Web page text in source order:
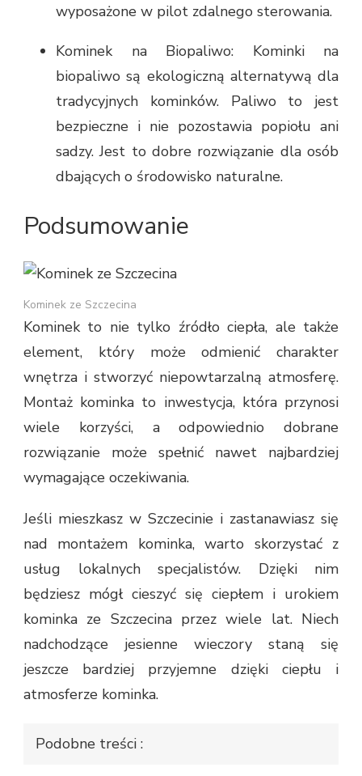
wyposażone w pilot zdalnego sterowania.
Kominek na Biopaliwo: Kominki na
biopaliwo są ekologiczną alternatywą dla
tradycyjnych kominków. Paliwo to jest
bezpieczne i nie pozostawia popiołu ani
sadzy. Jest to dobre rozwiązanie dla osób
dbających o środowisko naturalne.
Podsumowanie
Kominek ze Szczecina
Kominek to nie tylko źródło ciepła, ale także
element, który może odmienić charakter
wnętrza i stworzyć niepowtarzalną atmosferę.
Montaż kominka to inwestycja, która przynosi
wiele korzyści, a odpowiednio dobrane
rozwiązanie może spełnić nawet najbardziej
wymagające oczekiwania.
Jeśli mieszkasz w Szczecinie i zastanawiasz się
nad montażem kominka, warto skorzystać z
usług lokalnych specjalistów. Dzięki nim
będziesz mógł cieszyć się ciepłem i urokiem
kominka ze Szczecina przez wiele lat. Niech
nadchodzące jesienne wieczory staną się
jeszcze bardziej przyjemne dzięki ciepłu i
atmosferze kominka.
Podobne treści :